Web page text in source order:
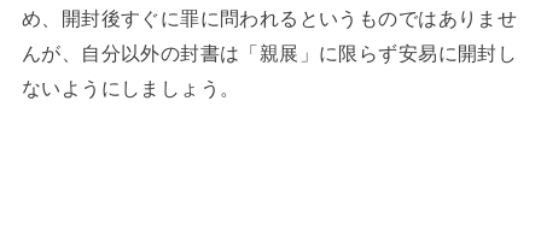
め、開封後すぐに罪に問われるというものではありませ
んが、自分以外の封書は「親展」に限らず安易に開封し
ないようにしましょう。